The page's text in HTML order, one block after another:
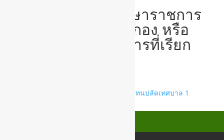
คำสั่ง แต่งตั้งผู้รักษาราชการ
แทนผู้อำนวยการกอง หรือ
หัวหน้าส่วนราชการที่เรียก
คำสั่งพนักงานเทศบาลรักษาราชการแทนปลัดเทศบาล 1